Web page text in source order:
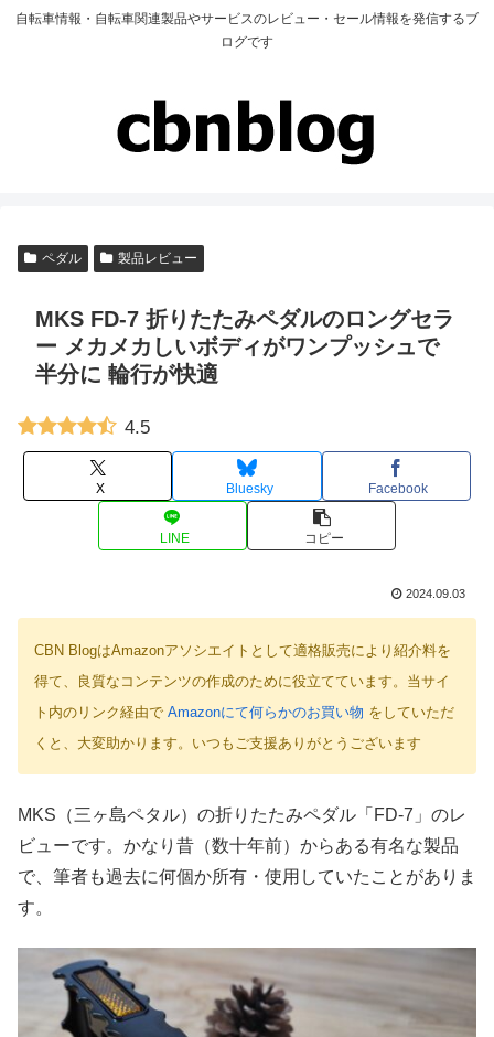
自転車情報・自転車関連製品やサービスのレビュー・セール情報を発信するブ
ログです
ペダル 製品レビュー
MKS FD-7 折りたたみペダルのロングセラ
ー メカメカしいボディがワンプッシュで
半分に 輪行が快適
4.5
X Bluesky Facebook
LINE コピー
2024.09.03
CBN BlogはAmazonアソシエイトとして適格販売により紹介料を
得て、良質なコンテンツの作成のために役立てています。当サイ
ト内のリンク経由で Amazonにて何らかのお買い物 をしていただ
くと、大変助かります。いつもご支援ありがとうございます
MKS（三ヶ島ペタル）の折りたたみペダル「FD-7」のレ
ビューです。かなり昔（数十年前）からある有名な製品
で、筆者も過去に何個か所有・使用していたことがありま
す。